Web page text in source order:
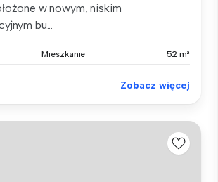
w nowym, niskim
bu...
Mieszkanie 52 m²
Zobacz więcej